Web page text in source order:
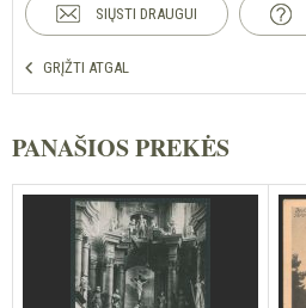
SIŲSTI DRAUGUI
GRĮŽTI ATGAL
PANAŠIOS PREKĖS